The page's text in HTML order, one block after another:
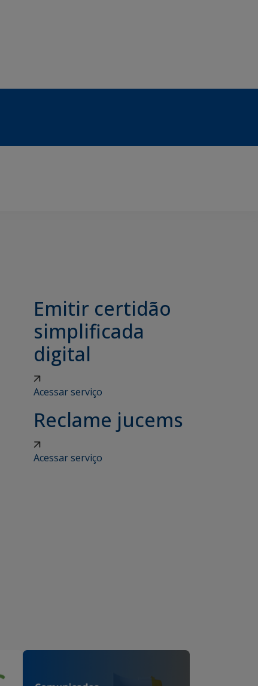
Emitir certidão
simplificada
digital
Acessar serviço
Reclame jucems
Acessar serviço